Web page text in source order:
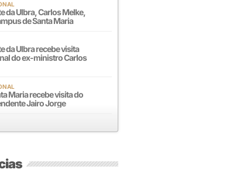
da Ulbra, Carlos Melke,
de Santa Maria
da Ulbra recebe visita
do ex-ministro Carlos
Maria recebe visita do
Jairo Jorge